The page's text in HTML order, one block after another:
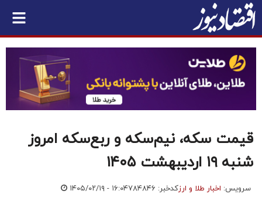
قیمت سکه، نیم‌سکه و ربع‌سکه امروز
شنبه ۱۹ اردیبهشت ۱۴۰۵
سرویس: اخبار طلا و ارزکدخبر: ۷۸۴۸۴۶ ۱۴۰۵/۰۲/۱۹ - ۱۶:۰۴